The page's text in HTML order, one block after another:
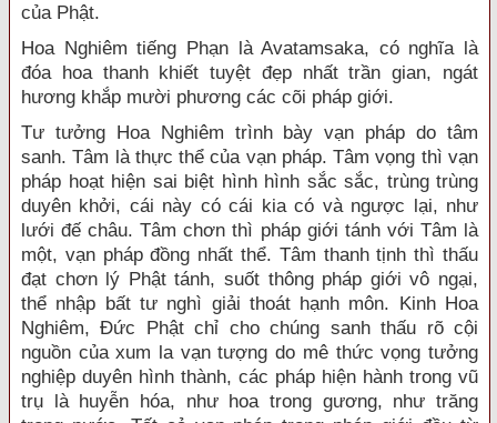
của Phật.
Hoa Nghiêm tiếng Phạn là Avatamsaka, có nghĩa là
đóa hoa thanh khiết tuyệt đẹp nhất trần gian, ngát
hương khắp mười phương các cõi pháp giới.
Tư tưởng Hoa Nghiêm trình bày vạn pháp do tâm
sanh. Tâm là thực thể của vạn pháp. Tâm vọng thì vạn
pháp hoạt hiện sai biệt hình hình sắc sắc, trùng trùng
duyên khởi, cái này có cái kia có và ngược lại, như
lưới đế châu. Tâm chơn thì pháp giới tánh với Tâm là
một, vạn pháp đồng nhất thể. Tâm thanh tịnh thì thấu
đạt chơn lý Phật tánh, suốt thông pháp giới vô ngại,
thể nhập bất tư nghì giải thoát hạnh môn. Kinh Hoa
Nghiêm, Ðức Phật chỉ cho chúng sanh thấu rõ cội
nguồn của xum la vạn tượng do mê thức vọng tưởng
nghiệp duyên hình thành, các pháp hiện hành trong vũ
trụ là huyễn hóa, như hoa trong gương, như trăng